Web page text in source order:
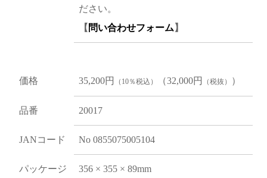
ださい。
【 問い合わせフォーム 】
価格 35,200円 （10％税込） （32,000円 （税抜） ）
品番 20017
JANコード No 0855075005104
パッケージ
356 × 355 × 89mm